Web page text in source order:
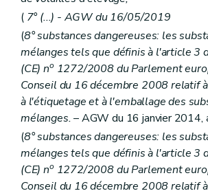
Art. 202
Art. 203
Art. 204
Art. 205
Art. 206
Art. 207
Art. 208
Art. 209
Art. 210
Art. 211
Art. 212
Art. 213
Art. 214
Art. 215
Art. 216
( 7° (...) - AGW du 16/05/2019
(8° substances dangereuses: les
mélanges tels que définis à l'article 3
(CE) no 1272/2008 du Parlement
Conseil du 16 décembre 2008 relatif
à l'étiquetage et à l'emballage des
mélanges.– AGW du 16 janvier 2014,
(8° substances dangereuses: les
mélanges tels que définis à l'article 3
(CE) no 1272/2008 du Parlement
Conseil du 16 décembre 2008 relatif